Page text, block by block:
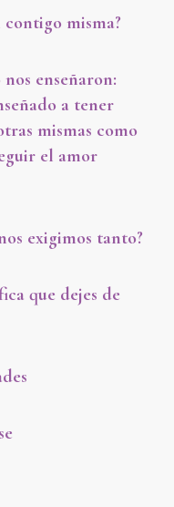
contigo misma?
enseñaron:
a tener
mismas como
el amor
exigimos tanto?
que dejes de